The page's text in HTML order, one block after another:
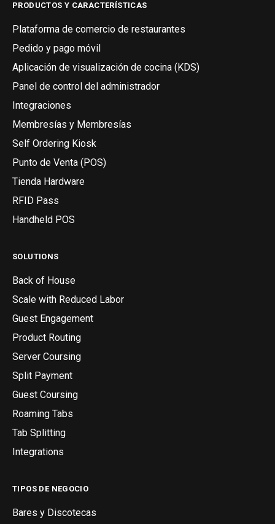
PRODUCTOS Y CARACTERÍSTICAS
Plataforma de comercio de restaurantes
Pedido y pago móvil
Aplicación de visualización de cocina (KDS)
Panel de control del administrador
Integraciones
Membresías y Membresías
Self Ordering Kiosk
Punto de Venta (POS)
Tienda Hardware
RFID Pass
Handheld POS
SOLUTIONS
Back of House
Scale with Reduced Labor
Guest Engagement
Product Routing
Server Coursing
Split Payment
Guest Coursing
Roaming Tabs
Tab Splitting
Integrations
TIPOS DE NEGOCIO
Bares y Discotecas